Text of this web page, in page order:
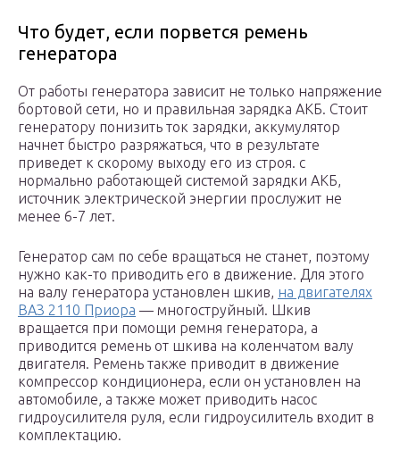
Что будет, если порвется ремень
генератора
От работы генератора зависит не только напряжение
бортовой сети, но и правильная зарядка АКБ. Стоит
генератору понизить ток зарядки, аккумулятор
начнет быстро разряжаться, что в результате
приведет к скорому выходу его из строя. с
нормально работающей системой зарядки АКБ,
источник электрической энергии прослужит не
менее 6-7 лет.
Генератор сам по себе вращаться не станет, поэтому
нужно как-то приводить его в движение. Для этого
на валу генератора установлен шкив, на двигателях
ВАЗ 2110 Приора — многоструйный. Шкив
вращается при помощи ремня генератора, а
приводится ремень от шкива на коленчатом валу
двигателя. Ремень также приводит в движение
компрессор кондиционера, если он установлен на
автомобиле, а также может приводить насос
гидроусилителя руля, если гидроусилитель входит в
комплектацию.